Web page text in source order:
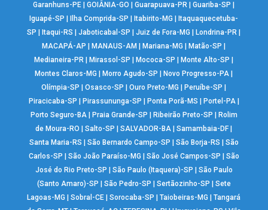
Garanhuns-PE |GOIÂNIA-GO |Guarapuava-PR |Guariba-SP
Iguapé-SP
Ilha Comprida-SP Itabirito-MG
Itaquaquecetuba-
SP
Itaqui-RS |Jaboticabal-SP |Juiz de Fora-MG Londrina-PR
MACAPÁ-AP
MANAUS-AM Mariana-MG Matão-SP
Medianeira-PR
Mirassol-SP Mococa-SP Monte Alto-SP
Montes Claros-MG
Morro Agudo-SP Novo Progresso-PA
Olímpia-SP
|Osasco-SP |Ouro Preto-MG Peruíbe-SP
Piracicaba-SP
Pirassununga-SP Ponta Porã-MS Portel-PA|
Porto Seguro-BA| Praia Grande-SP Ribeirão Preto-SP
Rolim
de Moura-RO
|Salto-SP |SALVADOR-BA |Samambaia-DF
Santa Maria-RS
São Bernardo Campo-SP São Borja-RS
São
Carlos-SP
São João Paraíso-MG São José Campos-SP
São
José do Rio Preto-SP
São Paulo (Itaquera)-SP
São Paulo
(Santo Amaro)-SP
São Pedro-SP Sertãozinho-SP
Sete
Lagoas-MG
|Sobral-CE |Sorocaba-SP |Taiobeiras-MG |Tangará